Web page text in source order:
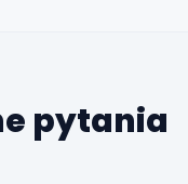
pytania